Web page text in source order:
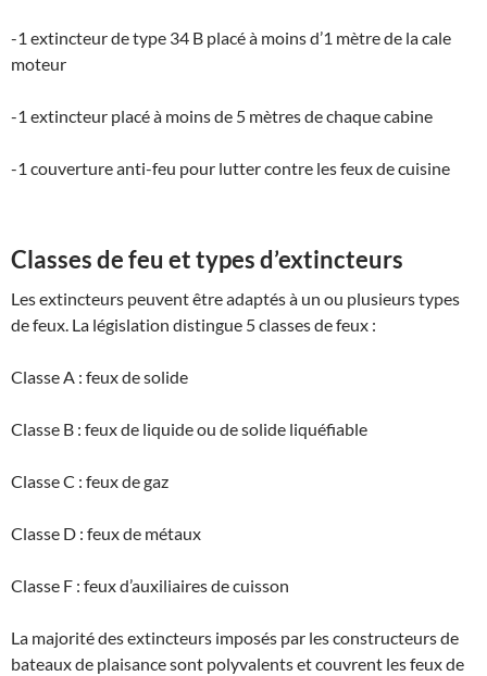
-1 extincteur de type 34 B placé à moins d’1 mètre de la cale
moteur
-1 extincteur placé à moins de 5 mètres de chaque cabine
-1 couverture anti-feu pour lutter contre les feux de cuisine
Classes de feu et types d’extincteurs
Les extincteurs peuvent être adaptés à un ou plusieurs types
de feux. La législation distingue 5 classes de feux :
Classe A : feux de solide
Classe B : feux de liquide ou de solide liquéfiable
Classe C : feux de gaz
Classe D : feux de métaux
Classe F : feux d’auxiliaires de cuisson
La majorité des extincteurs imposés par les constructeurs de
bateaux de plaisance sont polyvalents et couvrent les feux de